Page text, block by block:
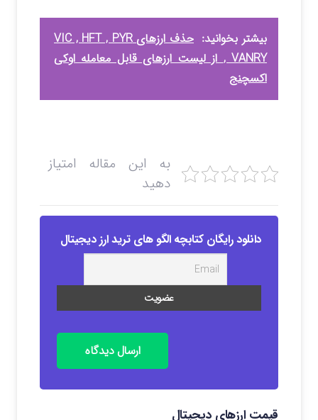
بیشتر بخوانید:
حذف ارزهای VIC , HFT , PYR
, VANRY از لیست ارزهای قابل معامله اوکی
اکسچنج
به این مقاله امتیاز
دهید
دانلود رایگان کتابچه الگو های ترید ارز دیجیتال
ارسال دیدگاه
قیمت ارزهای دیجیتال